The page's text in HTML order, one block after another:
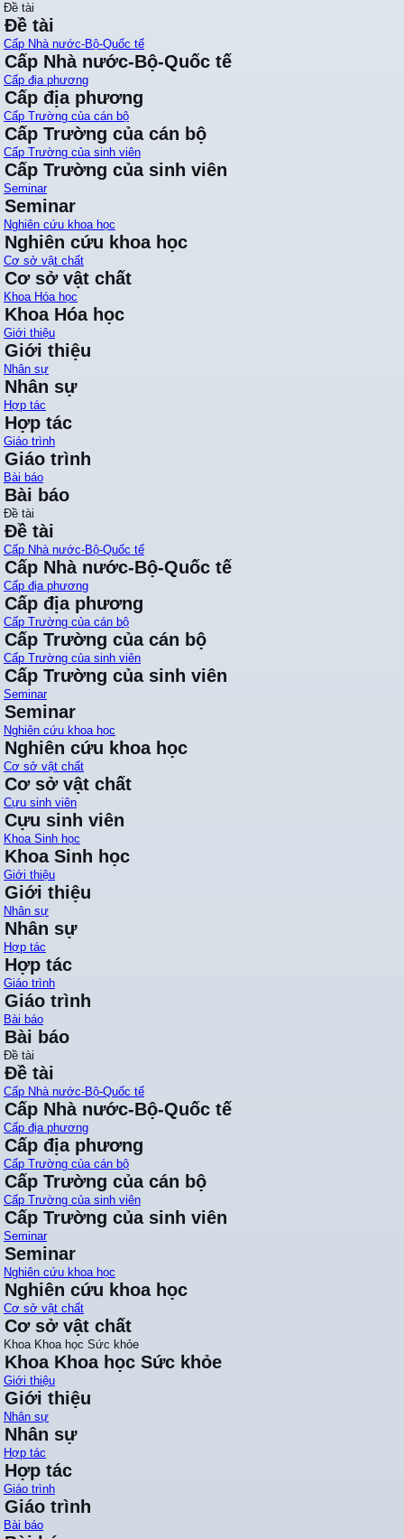
Đề tài
Đề tài
Cấp Nhà nước-Bộ-Quốc tế
Cấp Nhà nước-Bộ-Quốc tế
Cấp địa phương
Cấp địa phương
Cấp Trường của cán bộ
Cấp Trường của cán bộ
Cấp Trường của sinh viên
Cấp Trường của sinh viên
Seminar
Seminar
Nghiên cứu khoa học
Nghiên cứu khoa học
Cơ sở vật chất
Cơ sở vật chất
Khoa Hóa học
Khoa Hóa học
Giới thiệu
Giới thiệu
Nhân sự
Nhân sự
Hợp tác
Hợp tác
Giáo trình
Giáo trình
Bài báo
Bài báo
Đề tài
Đề tài
Cấp Nhà nước-Bộ-Quốc tế
Cấp Nhà nước-Bộ-Quốc tế
Cấp địa phương
Cấp địa phương
Cấp Trường của cán bộ
Cấp Trường của cán bộ
Cấp Trường của sinh viên
Cấp Trường của sinh viên
Seminar
Seminar
Nghiên cứu khoa học
Nghiên cứu khoa học
Cơ sở vật chất
Cơ sở vật chất
Cựu sinh viên
Cựu sinh viên
Khoa Sinh học
Khoa Sinh học
Giới thiệu
Giới thiệu
Nhân sự
Nhân sự
Hợp tác
Hợp tác
Giáo trình
Giáo trình
Bài báo
Bài báo
Đề tài
Đề tài
Cấp Nhà nước-Bộ-Quốc tế
Cấp Nhà nước-Bộ-Quốc tế
Cấp địa phương
Cấp địa phương
Cấp Trường của cán bộ
Cấp Trường của cán bộ
Cấp Trường của sinh viên
Cấp Trường của sinh viên
Seminar
Seminar
Nghiên cứu khoa học
Nghiên cứu khoa học
Cơ sở vật chất
Cơ sở vật chất
Khoa Khoa học Sức khỏe
Khoa Khoa học Sức khỏe
Giới thiệu
Giới thiệu
Nhân sự
Nhân sự
Hợp tác
Hợp tác
Giáo trình
Giáo trình
Bài báo